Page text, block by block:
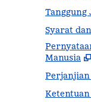
Tanggung
Syarat
Manusia
Perjanjian